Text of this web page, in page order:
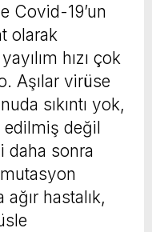
Covid-19’un
olarak
hızı çok
Aşılar virüse
sıkıntı yok,
edilmiş değil
daha sonra
hastalık,